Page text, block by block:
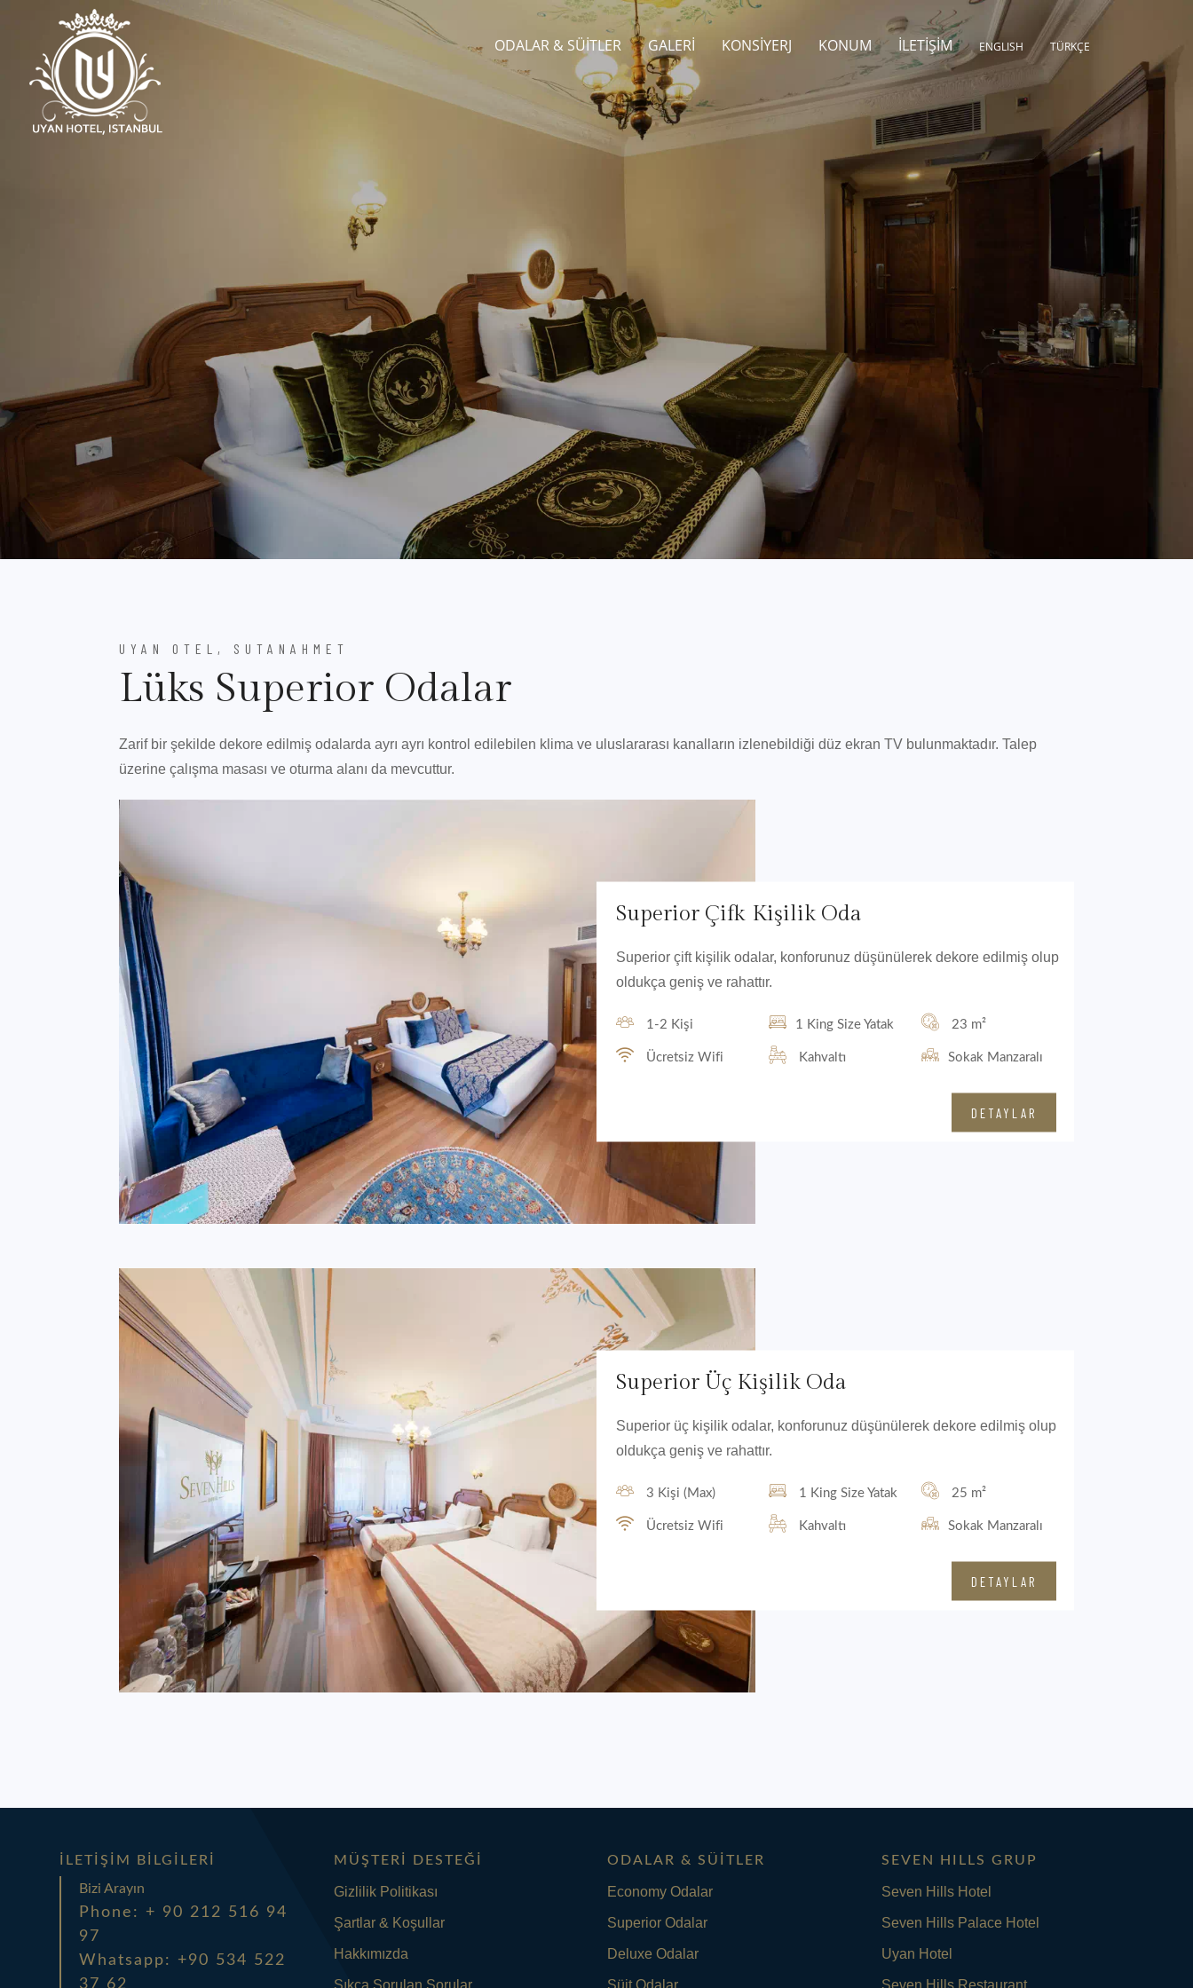
ODALAR & SÜITLER GALERI KONSIYERJ KONUM İLETIŞIM ENGLISH TÜRKÇE
UYAN OTEL, SUTANAHMET
Lüks Superior Odalar
Zarif bir şekilde dekore edilmiş odalarda ayrı ayrı kontrol edilebilen klima ve uluslararası kanalların izlenebildiği düz ekran TV bulunmaktadır. Talep
üzerine çalışma masası ve oturma alanı da mevcuttur.
Superior Çifk Kişilik Oda
Superior çift kişilik odalar, konforunuz düşünülerek dekore edilmiş olup
oldukça geniş ve rahattır.
1-2 Kişi
Ücretsiz Wifi
1 King Size Yatak
Kahvaltı
23 m²
Sokak Manzaralı
DETAYLAR
Superior Üç Kişilik Oda
Superior üç kişilik odalar, konforunuz düşünülerek dekore edilmiş olup
oldukça geniş ve rahattır.
3 Kişi (Max)
Ücretsiz Wifi
1 King Size Yatak
Kahvaltı
25 m²
Sokak Manzaralı
DETAYLAR
İLETIŞIM BILGILERI
Bizi Arayın
Phone: + 90 212 516 94
97
Whatsapp: +90 534 522
37 62
MÜŞTERI DESTEĞI
Gizlilik Politikası
Şartlar & Koşullar
Hakkımızda
Sıkça Sorulan Sorular
ODALAR & SÜITLER
Economy Odalar
Superior Odalar
Deluxe Odalar
Süit Odalar
SEVEN HILLS GRUP
Seven Hills Hotel
Seven Hills Palace Hotel
Uyan Hotel
Seven Hills Restaurant